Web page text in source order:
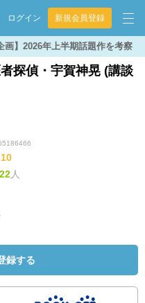
ログイン 新規会員登録
画】2026年上半期話題作を考察
探偵・宇賀神晃 (講談
人
録する